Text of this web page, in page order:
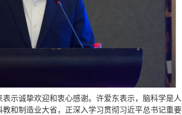
示诚挚欢迎和衷心感谢。许爱东表示，脑科学是
和制造业大省，正深入学习贯彻习近平总书记重